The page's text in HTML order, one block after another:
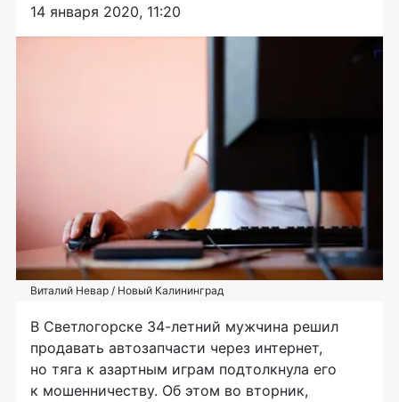
14 января 2020, 11:20
Виталий Невар / Новый Калининград
В Светлогорске 34-летний мужчина решил
продавать автозапчасти через интернет,
но тяга к азартным играм подтолкнула его
к мошенничеству. Об этом во вторник,